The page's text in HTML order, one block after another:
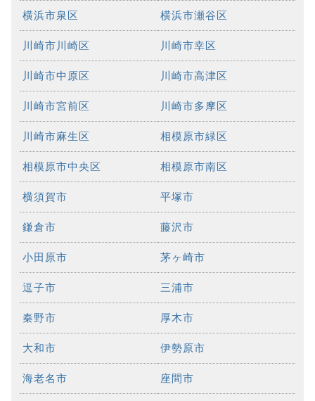
横浜市泉区 横浜市瀬谷区
川崎市川崎区 川崎市幸区
川崎市中原区 川崎市高津区
川崎市宮前区 川崎市多摩区
川崎市麻生区 相模原市緑区
相模原市中央区 相模原市南区
横須賀市 平塚市
鎌倉市 藤沢市
小田原市 茅ヶ崎市
逗子市 三浦市
秦野市 厚木市
大和市 伊勢原市
海老名市 座間市